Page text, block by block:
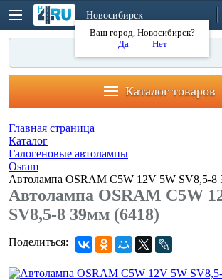
Новосибирск
Ваш город, Новосибирск?
Да
Нет
Каталог товаров
Главная страница
Каталог
Галогеновые автолампы
Osram
Автолампа OSRAM C5W 12V 5W SV8,5-8
Автолампа OSRAM C5W
SV8,5-8 39мм (6418)
Поделиться: